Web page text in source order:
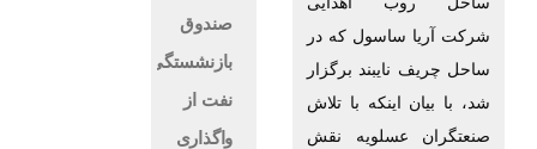
شرکت آریا ساسول که در
ساحل چریف نایبند برگزار
شد، با بیان اینکه با تلاش
صنعتگران عسلویه نقش
صندوق
بازنشستگی
نفت از
واگذاری